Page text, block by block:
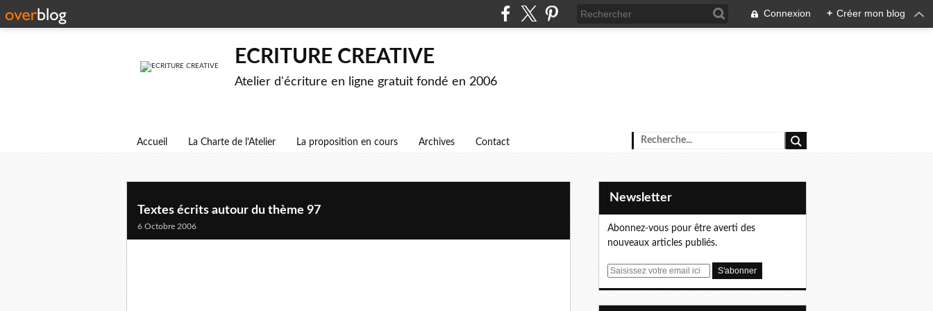
Connexion + Créer mon blog
ECRITURE CREATIVE
Atelier d'écriture en ligne gratuit fondé en 2006
Accueil La Charte de l'Atelier La proposition en cours Archives Contact
Textes écrits autour du thème 97
6 Octobre 2006
Newsletter
Abonnez-vous pour être averti des
nouveaux articles publiés.
E